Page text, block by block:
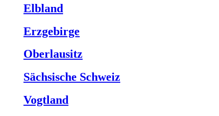
Elbland
Erzgebirge
Oberlausitz
Sächsische Schweiz
Vogtland